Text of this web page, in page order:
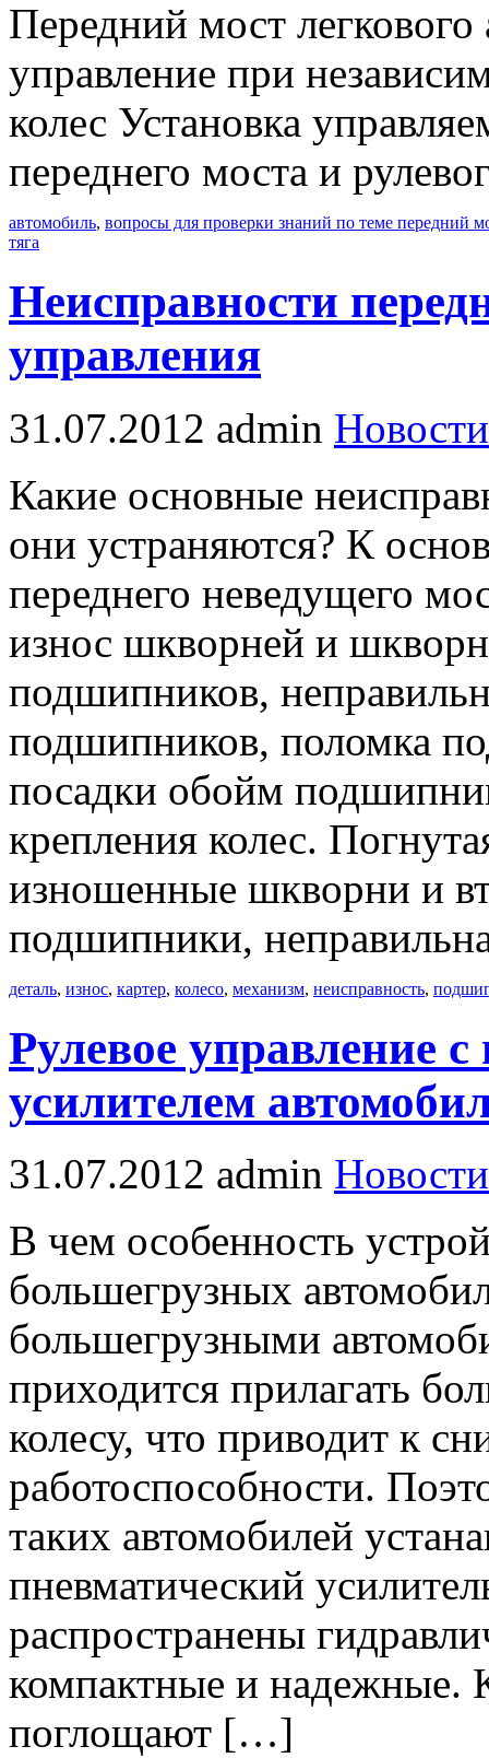
Передний мост легкового
управление при
колес Установка
переднего моста и
автомобиль, вопросы для проверки знаний по теме передний
тяга
Неисправности
управления
31.07.2012 admin Новости
Какие основные
они устраняются? К
переднего неведущего
износ шкворней и
подшипников,
подшипников, поломка
посадки обойм
крепления колес.
изношенные шкворни и
подшипники,
деталь, износ, картер, колесо, механизм, неисправность,
Рулевое управление
усилителем
31.07.2012 admin Новости
В чем особенность
большегрузных
большегрузными
приходится прилагать
колесу, что приводит к
работоспособности.
таких автомобилей
пневматический
распространены
компактные и надежные.
поглощают […]